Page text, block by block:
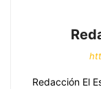
Redacción El